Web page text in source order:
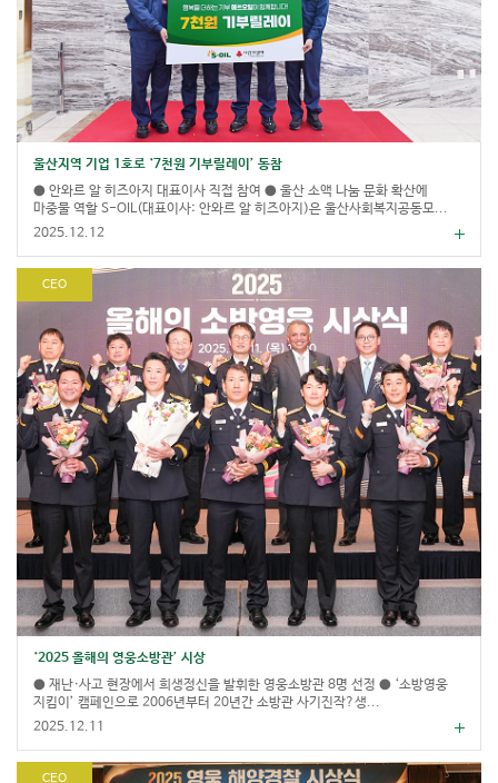
울산지역 기업 1호로 ‘7천원 기부릴레이’ 동참
● 안와르 알 히즈아지 대표이사 직접 참여 ● 울산 소액 나눔 문화 확산에
마중물 역할 S-OIL(대표이사: 안와르 알 히즈아지)은 울산사회복지공동모...
2025.12.12
CEO
‘2025 올해의 영웅소방관’ 시상
● 재난·사고 현장에서 희생정신을 발휘한 영웅소방관 8명 선정 ● ‘소방영웅
지킴이’ 캠페인으로 2006년부터 20년간 소방관 사기진작?생...
2025.12.11
CEO